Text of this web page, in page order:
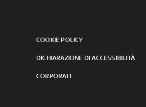
COOKIE POLICY
DICHIARAZIONE DI ACCESSIBILITÀ
CORPORATE